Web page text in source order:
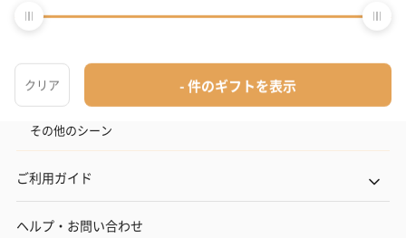
出産内祝い
その他のシーン
ご利用ガイド
ヘルプ・お問い合わせ